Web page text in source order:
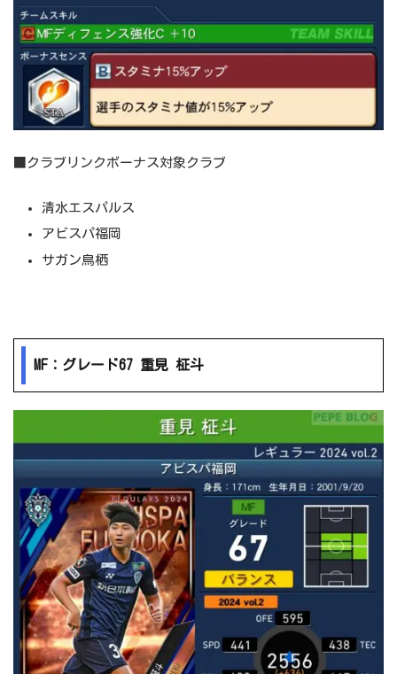
■クラブリンクボーナス対象クラブ
清水エスパルス
アビスパ福岡
サガン鳥栖
MF：グレード67 重見 柾斗